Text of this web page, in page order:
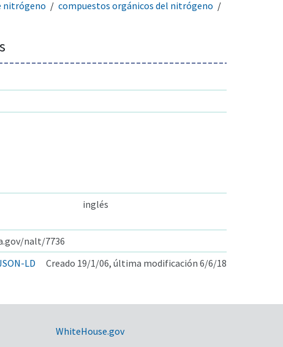
nitrógeno
compuestos orgánicos del nitrógeno
inglés
nalt/7736
LD Creado 19/1/06, última modificación 6/6/18
WhiteHouse.gov